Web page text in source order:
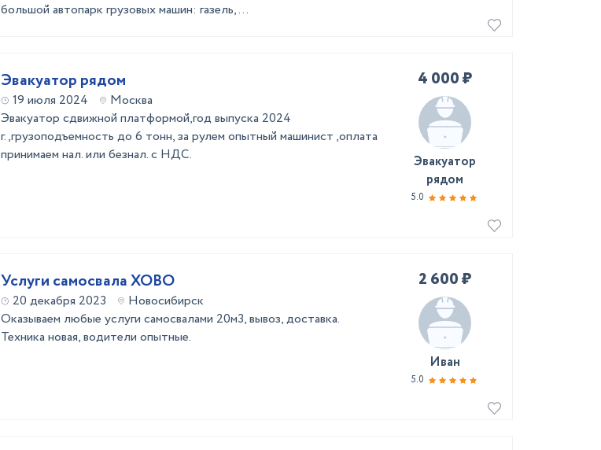
большой автопарк грузовых машин: газель, ...
Эвакуатор рядом
19 июля 2024
Москва
Эвакуатор сдвижной платформой,год выпуска 2024
г.,грузоподъемность до 6 тонн, за рулем опытный машинист ,оплата
принимаем нал. или безнал. с НДС.
4 000 ₽
Эвакуатор
рядом
5.0
Услуги самосвала ХОВО
20 декабря 2023
Новосибирск
Оказываем любые услуги самосвалами 20м3, вывоз, доставка.
Техника новая, водители опытные.
2 600 ₽
Иван
5.0